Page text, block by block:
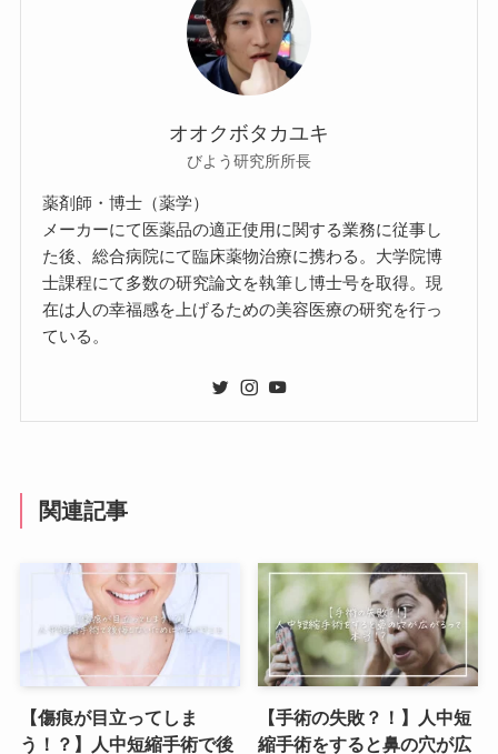
オオクボタカユキ
びよう研究所所長
薬剤師・博士（薬学）
メーカーにて医薬品の適正使用に関する業務に従事し
た後、総合病院にて臨床薬物治療に携わる。大学院博
士課程にて多数の研究論文を執筆し博士号を取得。現
在は人の幸福感を上げるための美容医療の研究を行っ
ている。
関連記事
【傷痕が目立ってしま
う！？】人中短縮手術で後
【手術の失敗？！】人中短
縮手術をすると鼻の穴が広